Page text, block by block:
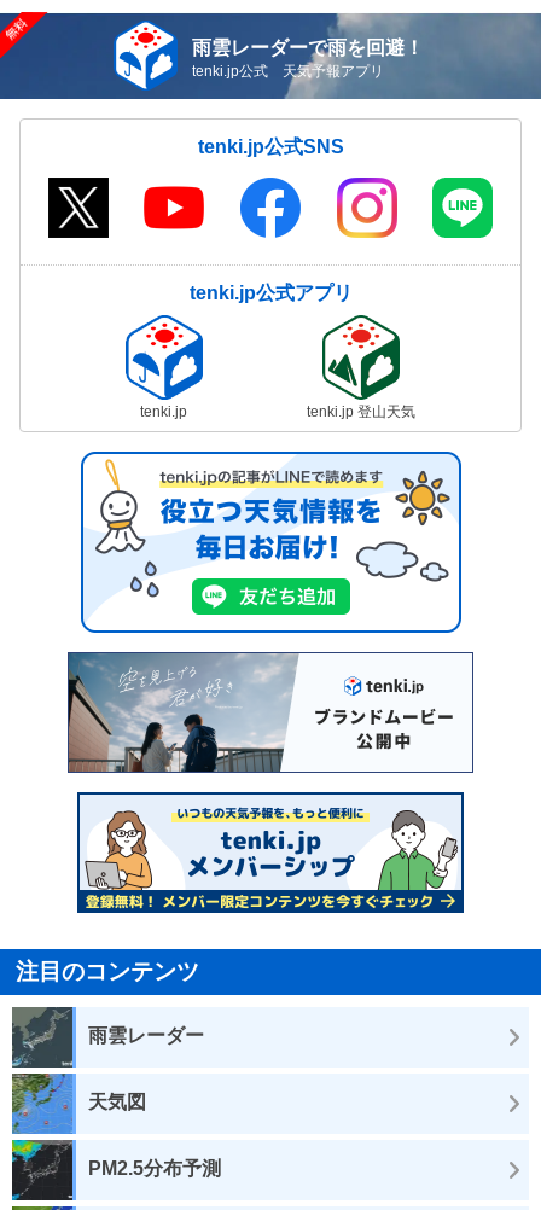
雨雲レーダーで雨を回避！
tenki.jp公式 天気予報アプリ
tenki.jp公式SNS
tenki.jp公式アプリ
tenki.jp tenki.jp 登山天気
注目のコンテンツ
雨雲レーダー
天気図
PM2.5分布予測